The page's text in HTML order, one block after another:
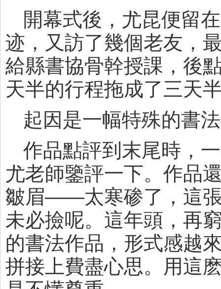
開幕式後，尤昆便留
迹，又訪了幾個老友，
給縣書協骨幹授課，後
天半的行程拖成了三天
起因是一幅特殊的書
作品點評到末尾時，
尤老師鑒評一下。作品
皺眉——太寒碜了，這張
未必撿呢。這年頭，再
的書法作品，形式感越
拼接上費盡心思。用這